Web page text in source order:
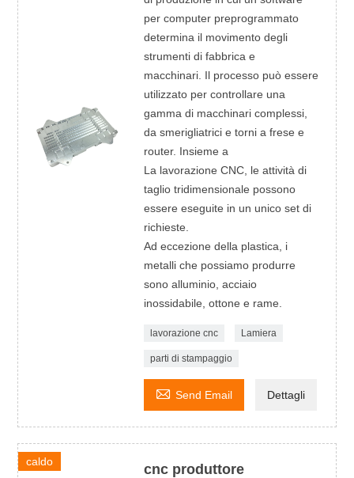
per computer preprogrammato
determina il movimento degli
strumenti di fabbrica e
macchinari. Il processo può essere
utilizzato per controllare una
gamma di macchinari complessi,
da smerigliatrici e torni a frese e
router. Insieme a
La lavorazione CNC, le attività di
taglio tridimensionale possono
essere eseguite in un unico set di
richieste.
Ad eccezione della plastica, i
metalli che possiamo produrre
sono alluminio, acciaio
inossidabile, ottone e rame.
lavorazione cnc Lamiera
parti di stampaggio
 Send Email Dettagli
caldo
cnc produttore